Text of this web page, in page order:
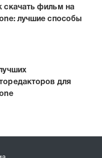
скачать фильм на
лучшие способы
для